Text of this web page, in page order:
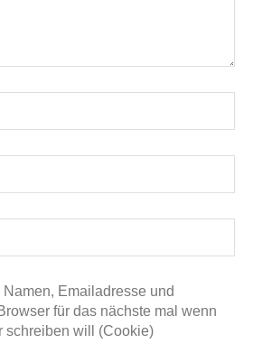
Emailadresse und
für das nächste mal wenn
schreiben will (Cookie)